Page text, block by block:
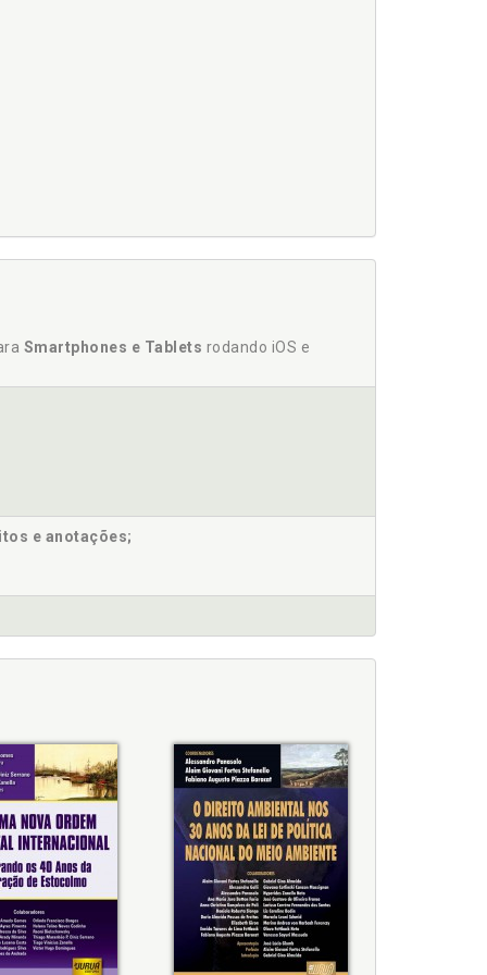
p. 153
Smartphones e Tablets rodando iOS e
e anotações;